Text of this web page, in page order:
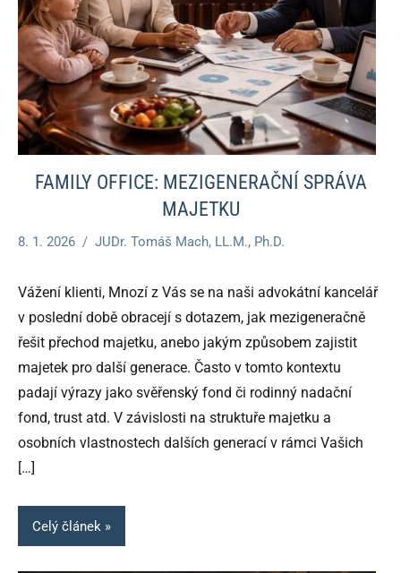
FAMILY OFFICE: MEZIGENERAČNÍ SPRÁVA
MAJETKU
8. 1. 2026 JUDr. Tomáš Mach, LL.M., Ph.D.
Vážení klienti, Mnozí z Vás se na naši advokátní kancelář
v poslední době obracejí s dotazem, jak mezigeneračně
řešit přechod majetku, anebo jakým způsobem zajistit
majetek pro další generace. Často v tomto kontextu
padají výrazy jako svěřenský fond či rodinný nadační
fond, trust atd. V závislosti na struktuře majetku a
osobních vlastnostech dalších generací v rámci Vašich
[…]
Celý článek